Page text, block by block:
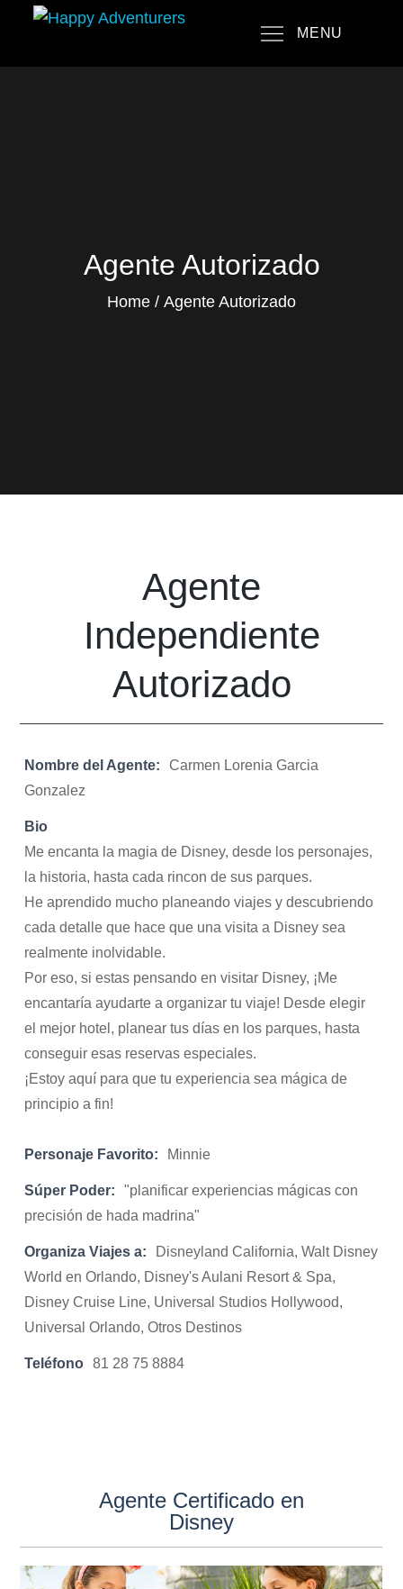
content
MENU
Agente Autorizado
Home Agente Autorizado
Agente
Independiente
Autorizado
Nombre del Agente:
Carmen Lorenia Garcia
Gonzalez
Bio
Me encanta la magia de Disney, desde los personajes,
la historia, hasta cada rincon de sus parques.
He aprendido mucho planeando viajes y descubriendo
cada detalle que hace que una visita a Disney sea
realmente inolvidable.
Por eso, si estas pensando en visitar Disney, ¡Me
encantaría ayudarte a organizar tu viaje! Desde elegir
el mejor hotel, planear tus días en los parques, hasta
conseguir esas reservas especiales.
¡Estoy aquí para que tu experiencia sea mágica de
principio a fin!
Personaje Favorito: Minnie
Súper Poder:
"planificar experiencias mágicas con
precisión de hada madrina"
Organiza Viajes a:
Disneyland California, Walt Disney
World en Orlando, Disney's Aulani Resort & Spa,
Disney Cruise Line, Universal Studios Hollywood,
Universal Orlando, Otros Destinos
Teléfono 81 28 75 8884